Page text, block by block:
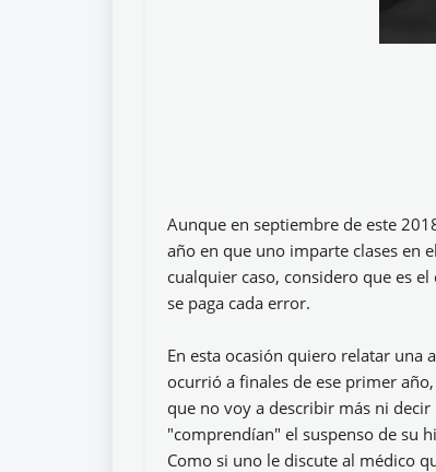
Aunque en septiembre de este
año en que uno imparte clases en
cualquier caso, considero que es
se paga cada error.
En esta ocasión quiero relatar una
ocurrió a finales de ese primer
que no voy a describir más ni
"comprendían" el suspenso de su
Como si uno le discute al médico